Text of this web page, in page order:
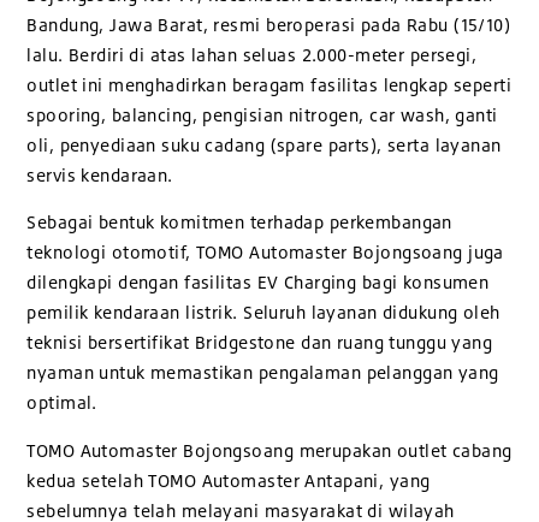
Bandung, Jawa Barat, resmi beroperasi pada Rabu (15/10)
lalu. Berdiri di atas lahan seluas 2.000-meter persegi,
outlet ini menghadirkan beragam fasilitas lengkap seperti
spooring, balancing, pengisian nitrogen, car wash, ganti
oli, penyediaan suku cadang (spare parts), serta layanan
servis kendaraan.
Sebagai bentuk komitmen terhadap perkembangan
teknologi otomotif, TOMO Automaster Bojongsoang juga
dilengkapi dengan fasilitas EV Charging bagi konsumen
pemilik kendaraan listrik. Seluruh layanan didukung oleh
teknisi bersertifikat Bridgestone dan ruang tunggu yang
nyaman untuk memastikan pengalaman pelanggan yang
optimal.
TOMO Automaster Bojongsoang merupakan outlet cabang
kedua setelah TOMO Automaster Antapani, yang
sebelumnya telah melayani masyarakat di wilayah